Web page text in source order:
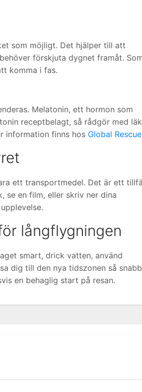
som möjligt. Det hjälper till att
förskjuta dygnet framåt.
komma i fas.
Melatonin, ett hormon som
receptbelagt, så rådgör med
information finns hos Global Rescue
ett transportmedel. Det är ett
se en film, eller skriv ner dina
långflygningen
smart, drick vatten, använd
dig till den nya tidszonen så
en behaglig start på resan.